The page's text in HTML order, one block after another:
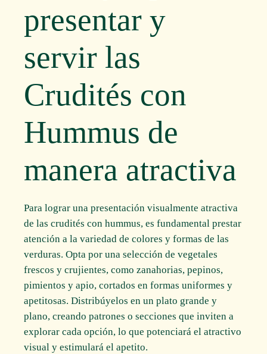
presentar y
servir las
Crudités con
Hummus de
manera atractiva
Para lograr una presentación visualmente atractiva
de las crudités con hummus, es fundamental prestar
atención a la variedad de colores y formas de las
verduras. Opta por una selección de vegetales
frescos y crujientes, como zanahorias, pepinos,
pimientos y apio, cortados en formas uniformes y
apetitosas. Distribúyelos en un plato grande y
plano, creando patrones o secciones que inviten a
explorar cada opción, lo que potenciará el atractivo
visual y estimulará el apetito.